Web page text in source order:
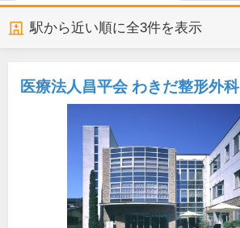
駅から近い順に全3件を表示
医療法人昌平会 わきだ整形外科